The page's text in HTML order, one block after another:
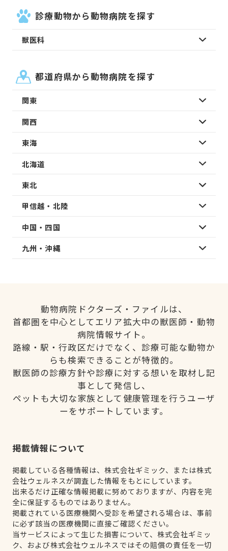
診療動物から動物病院を探す
獣医科
都道府県から動物病院を探す
関東
関西
東海
北海道
東北
甲信越・北陸
中国・四国
九州・沖縄
動物病院ドクターズ・ファイルは、
首都圏を中心としてエリア拡大中の獣医師・動物
病院情報サイト。
路線・駅・行政区だけでなく、診療可能な動物か
らも検索できることが特徴的。
獣医師の診療方針や診療に対する想いを取材し記
事として発信し、
ペットも大切な家族として健康管理を行うユーザ
ーをサポートしています。
掲載情報について
掲載している各種情報は、株式会社ギミック、または株式
会社ウェルネスが調査した情報をもとにしています。
出来るだけ正確な情報掲載に努めておりますが、内容を完
全に保証するものではありません。
掲載されている医療機関へ受診を希望される場合は、事前
に必ず該当の医療機関に直接ご確認ください。
当サービスによって生じた損害について、株式会社ギミッ
ク、および株式会社ウェルネスではその賠償の責任を一切